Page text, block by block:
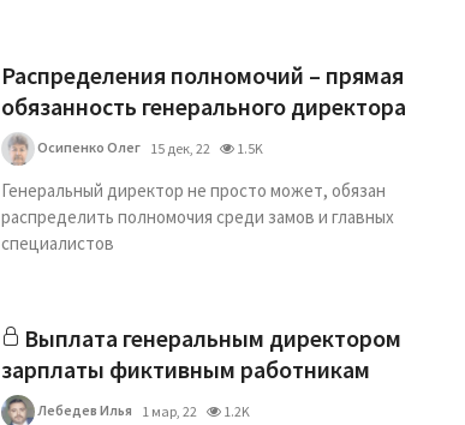
Распределения полномочий – прямая
обязанность генерального директора
Осипенко Олег 15 дек, 22 1.5K
Генеральный директор не просто может, обязан
распределить полномочия среди замов и главных
специалистов
Выплата генеральным директором
зарплаты фиктивным работникам
Лебедев Илья 1 мар, 22 1.2K